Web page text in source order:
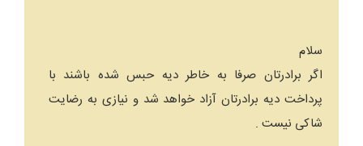
سلام
اگر برادرتان صرفا به خاطر دیه حبس شده باشند با
پرداخت دیه برادرتان آزاد خواهد شد و نیازی به رضایت
شاکی نیست .